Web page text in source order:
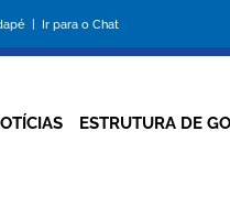
| Ir para o Chat
ESTRUTURA DE